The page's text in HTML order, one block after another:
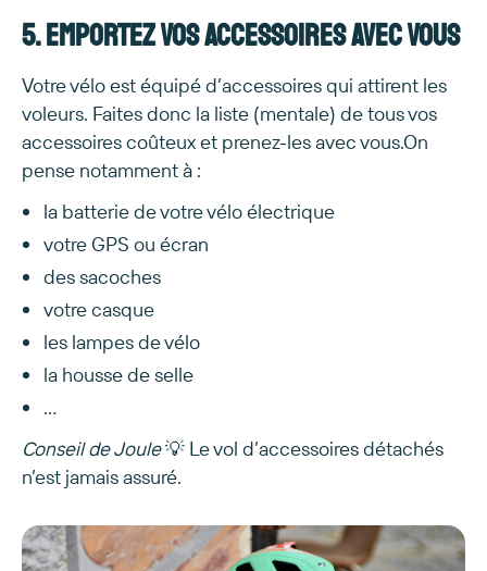
5. Emportez vos accessoires avec vous
Votre vélo est équipé d’accessoires qui attirent les
voleurs. Faites donc la liste (mentale) de tous vos
accessoires coûteux et prenez-les avec vous.On
pense notamment à :
la batterie de votre vélo électrique
votre GPS ou écran
des sacoches
votre casque
les lampes de vélo
la housse de selle
...
Conseil de Joule💡 Le vol d’accessoires détachés
n’est jamais assuré.